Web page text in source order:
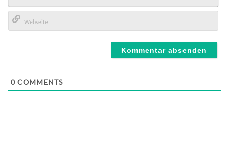
E-
Mail*
0 COMMENTS